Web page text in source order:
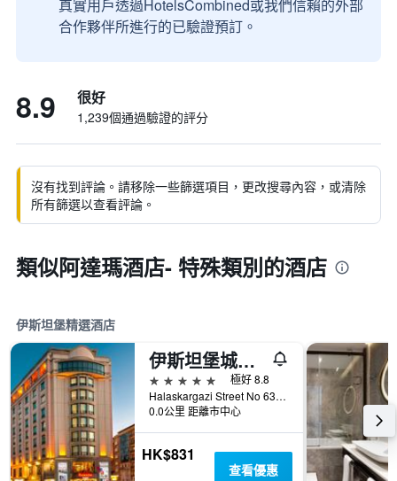
真實用戶透過HotelsCombined或我們信賴的外部
合作夥伴所進行的已驗證預訂。
8.9 很好
1,239個通過驗證的評分
沒有找到評論。請移除一些篩選項目，更改搜尋內容，或清除
所有篩選以查看評論。
類似阿達瑪酒店- 特殊類別的酒店
伊斯坦堡精選酒店
伊斯坦堡城市中心華美達廣場酒店 - 伊斯坦堡
5星級
極好 8.8
Halaskargazi Street No 63, 伊斯坦堡, 土耳其
0.0公里 距離市中心
HK$831
查看優惠